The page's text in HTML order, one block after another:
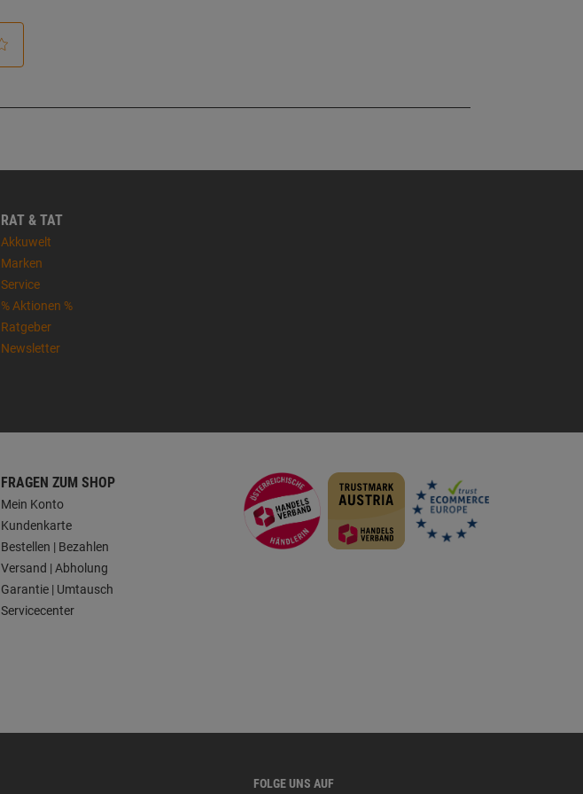
RAT & TAT
Akkuwelt
Marken
Service
% Aktionen %
Ratgeber
Newsletter
FRAGEN ZUM SHOP
Mein Konto
Kundenkarte
Bestellen | Bezahlen
Versand | Abholung
Garantie | Umtausch
Servicecenter
FOLGE UNS AUF